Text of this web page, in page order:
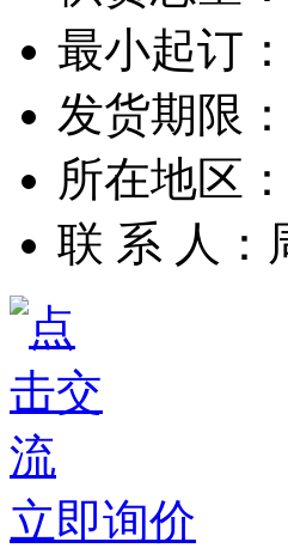
最小起订：
发货期限：
所在地区
联 系 人：
立即询价